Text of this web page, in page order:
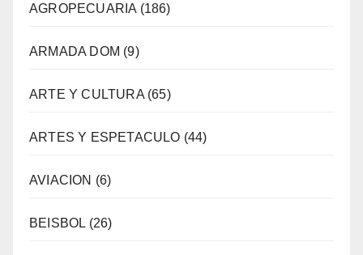
AGROPECUARIA (186)
ARMADA DOM (9)
ARTE Y CULTURA(65)
ARTES Y ESPETACULO (44)
AVIACION (6)
BEISBOL (26)